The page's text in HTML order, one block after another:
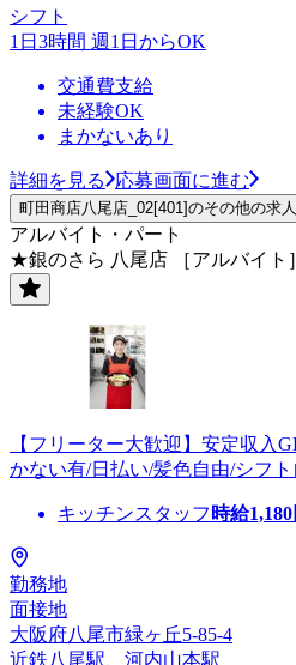
シフト
1日3時間 週1日からOK
交通費支給
未経験OK
まかないあり
詳細を見る 応募画面に進む
町田商店八尾店_02[401]のその他の求
アルバイト・パート
★銀のさら 八尾店 ［アルバイト
【フリーター大歓迎】安定収入
かない有/日払い/髪色自由/シフト
キッチンスタッフ 時給1,180
勤務地
面接地
大阪府八尾市緑ヶ丘5-85-4
近鉄八尾駅、河内山本駅